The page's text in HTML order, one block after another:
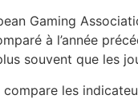
Gaming
à l’année
souvent que les
compare les